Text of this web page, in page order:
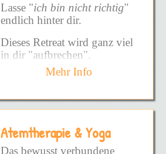
Lasse "ich bin nicht richtig"
endlich hinter dir.
Dieses Retreat wird ganz viel
in dir "aufbrechen".
Und zwar nicht auf die
sondern auf die sanfte Weise.
Die Art, die in dir angelegt
ist - die Art die deine Seele
öffnen möchte.
Mehr Info
Atemtherapie & Yoga
Das bewusst verbundene